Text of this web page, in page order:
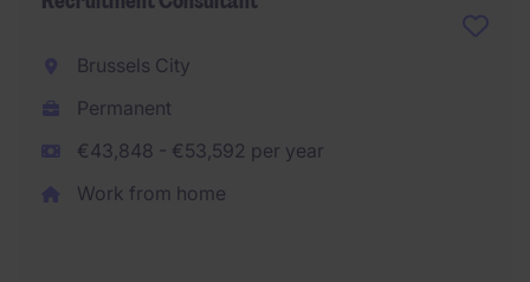
Brussels City
Permanent
€43,848 - €53,592 per year
Work from home